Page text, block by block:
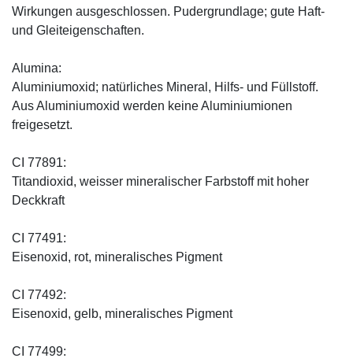
Wirkungen ausgeschlossen. Pudergrundlage; gute Haft-
und Gleiteigenschaften.
Alumina:
Aluminiumoxid; natürliches Mineral, Hilfs- und Füllstoff.
Aus Aluminiumoxid werden keine Aluminiumionen
freigesetzt.
CI 77891:
Titandioxid, weisser mineralischer Farbstoff mit hoher
Deckkraft
CI 77491:
Eisenoxid, rot, mineralisches Pigment
CI 77492:
Eisenoxid, gelb, mineralisches Pigment
CI 77499: